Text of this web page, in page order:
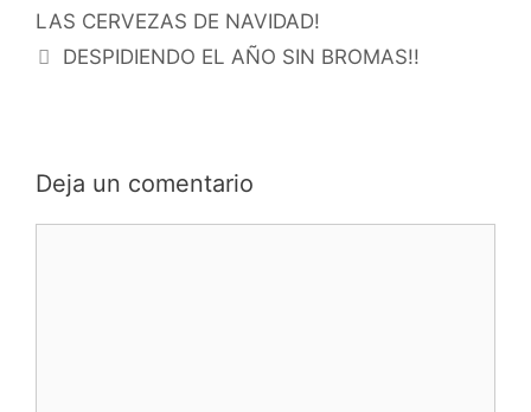
LAS CERVEZAS DE NAVIDAD!
DESPIDIENDO EL AÑO SIN BROMAS!!
Deja un comentario